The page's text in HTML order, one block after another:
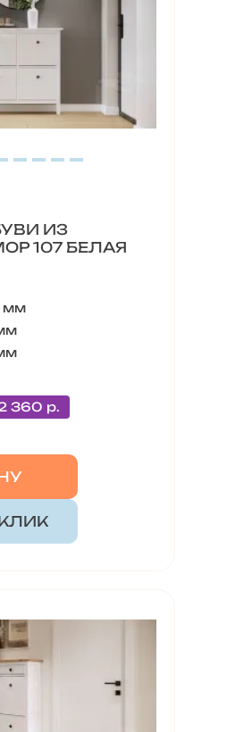
ИЗ
107 БЕЛАЯ
мм
360 р.